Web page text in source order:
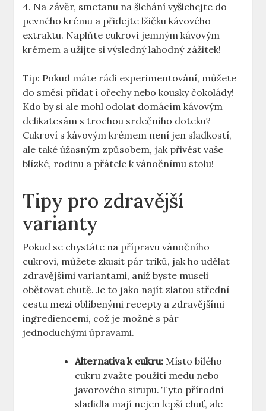
4. Na závěr, smetanu na šlehání vyšlehejte do
pevného krému a přidejte lžičku kávového
extraktu. Naplňte cukroví jemným kávovým
krémem a užijte si výsledný lahodný zážitek!
Tip: Pokud máte rádi experimentování, můžete
do směsi přidat i ořechy nebo kousky čokolády!
Kdo by si ale mohl odolat domácím kávovým
delikatesám s trochou srdečního doteku?
Cukroví s kávovým krémem není jen sladkostí,
ale také úžasným způsobem, jak přivést vaše
blízké, rodinu a přátele k vánočnímu stolu!
Tipy pro zdravější
varianty
Pokud se chystáte na přípravu vánočního
cukroví, můžete zkusit pár triků, jak ho udělat
zdravějšími variantami, aniž byste museli
obětovat chutě. Je to jako najít zlatou střední
cestu mezi oblíbenými recepty a zdravějšími
ingrediencemi, což je možné s pár
jednoduchými úpravami.
Alternativa k cukru: Místo bílého
cukru zvažte použití medu nebo
javorového sirupu. Tyto přírodní
sladidla mají nejen lepší chuť, ale